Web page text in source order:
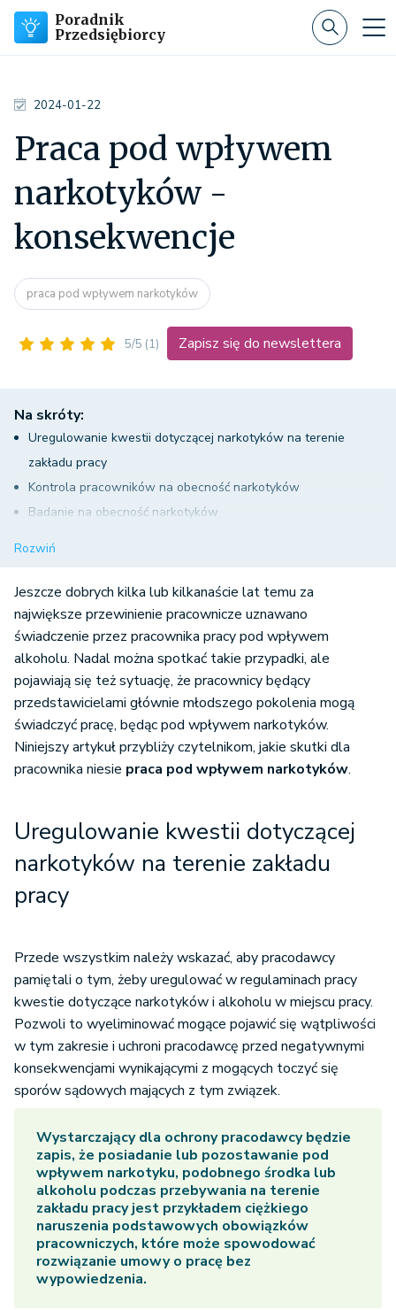
Poradnik
Przedsiębiorcy
2024-01-22
Praca pod wpływem
narkotyków -
konsekwencje
praca pod wpływem narkotyków
5/5 (1) Zapisz się do newslettera
Na skróty:
Uregulowanie kwestii dotyczącej narkotyków na terenie
zakładu pracy
Kontrola pracowników na obecność narkotyków
Badanie na obecność narkotyków
Zwolnienie za świadczenie pracy pod wpływem narkotyków
Świadczenie pracy pod wpływem narkotyków jako
wykroczenie
Wypadek przy pracy pod wpływem narkotyków a świadczenia
wypadkowe
Praca pod wpływem narkotyków - podsumowanie
Rozwiń
Jeszcze dobrych kilka lub kilkanaście lat temu za
największe przewinienie pracownicze uznawano
świadczenie przez pracownika pracy pod wpływem
alkoholu. Nadal można spotkać takie przypadki, ale
pojawiają się też sytuację, że pracownicy będący
przedstawicielami głównie młodszego pokolenia mogą
świadczyć pracę, będąc pod wpływem narkotyków.
Niniejszy artykuł przybliży czytelnikom, jakie skutki dla
pracownika niesie praca pod wpływem narkotyków.
Uregulowanie kwestii dotyczącej
narkotyków na terenie zakładu
pracy
Przede wszystkim należy wskazać, aby pracodawcy
pamiętali o tym, żeby uregulować w regulaminach pracy
kwestie dotyczące narkotyków i alkoholu w miejscu pracy.
Pozwoli to wyeliminować mogące pojawić się wątpliwości
w tym zakresie i uchroni pracodawcę przed negatywnymi
konsekwencjami wynikającymi z mogących toczyć się
sporów sądowych mających z tym związek.
Wystarczający dla ochrony pracodawcy będzie
zapis, że posiadanie lub pozostawanie pod
wpływem narkotyku, podobnego środka lub
alkoholu podczas przebywania na terenie
zakładu pracy jest przykładem ciężkiego
naruszenia podstawowych obowiązków
pracowniczych, które może spowodować
rozwiązanie umowy o pracę bez
wypowiedzenia.